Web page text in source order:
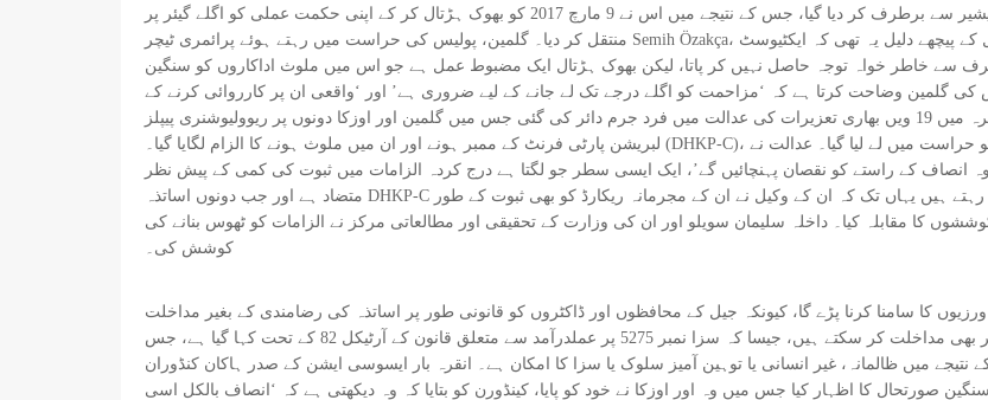
یہ توجہ 6 جنوری 2017 کے فرمان کے بعد بڑھی جب گلمین کو ایسکیشیر سے برطرف کر دیا گیا، جس کے نتیجے میں اس نے 9 مارچ 2017 کو بھوک ہڑتال کر کے اپنی حکمت عملی کو اگلے گیئر پر
منتقل کر دیا۔ گلمین، پولیس کی حراست میں رہتے ہوئے پرائمری ٹیچر Semih Özakça، اس نے خواتین کو ہنگامی احکامات کے ردعمل کا تجربہ کیا۔ ہڑتال کے پیچھے دلیل یہ تھی کہ ایکٹیوسٹ
سے خاطر خواہ توجہ حاصل نہیں کر پاتا، لیکن بھوک ہڑتال ایک مضبوط عمل ہے جو اس میں ملوث اداکاروں کو سنگین
گلمین وضاحت کرتا ہے کہ ‘مزاحمت کو اگلے درجے تک لے جانے کے لیے ضروری ہے’ اور ‘واقعی ان پر کارروائی کرنے کے
لیے دباؤ ڈالنا’۔ بھوک ہڑتال کے رد عمل میں، 2 مئی 2017 کو انقرہ میں 19 ویں بھاری تعزیرات کی عدالت میں فرد جرم دائر کی گئی جس میں گلمین اور اوزکا دونوں پر ریوولیوشنری پیپلز
لبریشن پارٹی فرنٹ کے ممبر ہونے اور ان میں ملوث ہونے کا الزام لگایا گیا۔ (DHKP-C)، جس کے نتیجے میں 23 مئی 2017 تک انقرہ کی سنکن جیل میں ان کو حراست میں لے لیا گیا۔ عدالت نے
تو وہ انصاف کے راستے کو نقصان پہنچائیں گے’، ایک ایسی سطر جو لگتا ہے درج کردہ الزامات میں ثبوت کی کمی کے پیش نظر
متضاد ہے اور جب دونوں اساتذہ DHKP-C کے ساتھ کسی بھی قسم کے ملوث ہونے سے انکار کرنے میں چوکس رہتے ہیں یہاں تک کہ ان کے وکیل نے ان کے مجرمانہ ریکارڈ کو بھی ثبوت کے طور
کا مقابلہ کیا۔ داخلہ سلیمان سویلو اور ان کی وزارت کے تحقیقی اور مطالعاتی مرکز نے الزامات کو ٹھوس بنانے کی
کوشش کی۔
کا سامنا کرنا پڑے گا، کیونکہ جیل کے محافظوں اور ڈاکٹروں کو قانونی طور پر اساتذہ کی رضامندی کے بغیر مداخلت
کرنے اور بھوک ہڑتال ختم کرنے کی اجازت ہے۔ وہ بے ہوش ہونے پر بھی مداخلت کر سکتے ہیں، جیسا کہ سزا نمبر 5275 پر عملدرآمد سے متعلق قانون کے آرٹیکل 82 کے تحت کہا گیا ہے، جس
میں ظالمانہ، غیر انسانی یا توہین آمیز سلوک یا سزا کا امکان ہے۔ انقرہ بار ایسوسی ایشن کے صدر ہاکان کنڈوران
صورتحال کا اظہار کیا جس میں وہ اور اوزکا نے خود کو پایا، کینڈورن کو بتایا کہ وہ دیکھتی ہے کہ ‘انصاف بالکل اسی